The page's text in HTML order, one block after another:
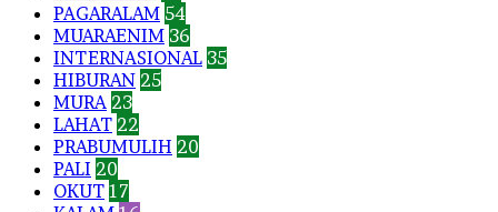
PAGARALAM 54
MUARAENIM 36
INTERNASIONAL 35
HIBURAN 25
MURA 23
LAHAT 22
PRABUMULIH 20
PALI 20
OKUT 17